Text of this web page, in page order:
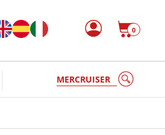
0
MERCRUISE